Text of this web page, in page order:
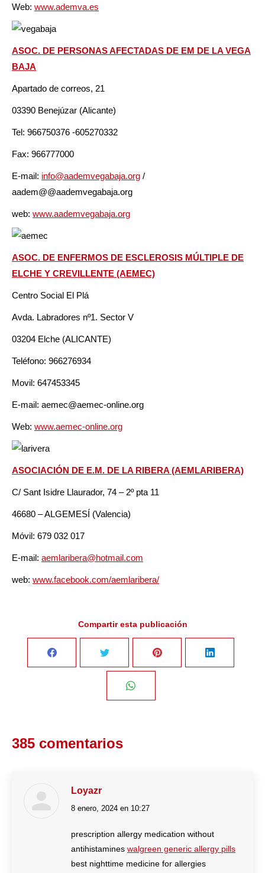
Web: www.ademva.es
ASOC. DE PERSONAS AFECTADAS DE EM DE LA VEGA
BAJA
Apartado de correos, 21
03390 Benejúzar (Alicante)
Tel: 966750376 -605270332
Fax: 966777000
E-mail: info@aademvegabaja.org /
aadem@@aademvegabaja.org
web: www.aademvegabaja.org
ASOC. DE ENFERMOS DE ESCLEROSIS MÚLTIPLE DE
ELCHE Y CREVILLENTE (AEMEC)
Centro Social El Plá
Avda. Labradores nº1. Sector V
03204 Elche (ALICANTE)
Teléfono: 966276934
Movil: 647453345
E-mail: aemec@aemec-online.org
Web: www.aemec-online.org
ASOCIACIÓN DE E.M. DE LA RIBERA (AEMLARIBERA)
C/ Sant Isidre Llaurador, 74 – 2º pta 11
46680 – ALGEMESÍ (Valencia)
Móvil: 679 032 017
E-mail: aemlaribera@hotmail.com
web: www.facebook.com/aemlaribera/
Compartir esta publicación
Share Share Share
385 comentarios
Loyazr
dice:
8 enero, 2024 en 10:27
prescription allergy medication without
antihistamines walgreen generic allergy pills
best nighttime medicine for allergies